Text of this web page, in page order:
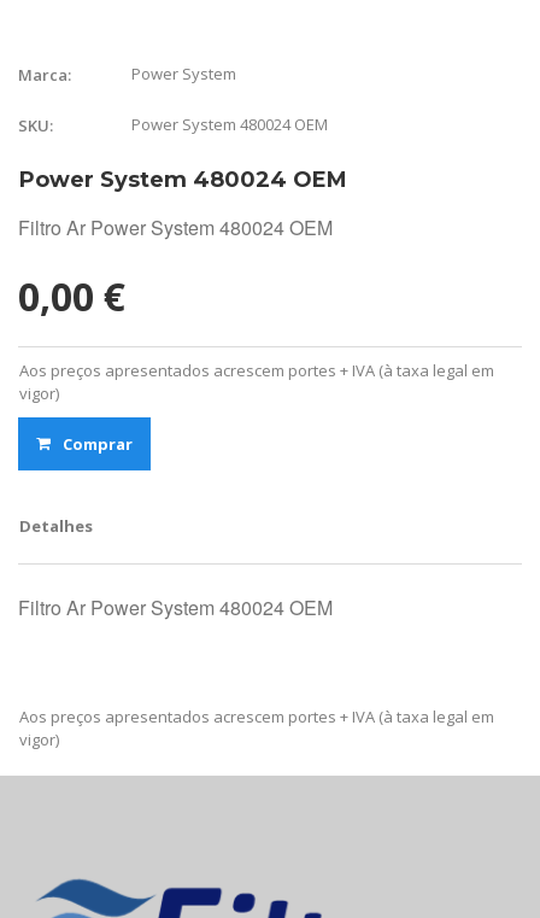
Marca: Power System
SKU: Power System 480024 OEM
Power System 480024 OEM
Filtro Ar Power System 480024 OEM
0,00 €
Aos preços apresentados acrescem portes + IVA (à taxa legal em
vigor)
Comprar
Detalhes
Filtro Ar Power System 480024 OEM
Aos preços apresentados acrescem portes + IVA (à taxa legal em
vigor)